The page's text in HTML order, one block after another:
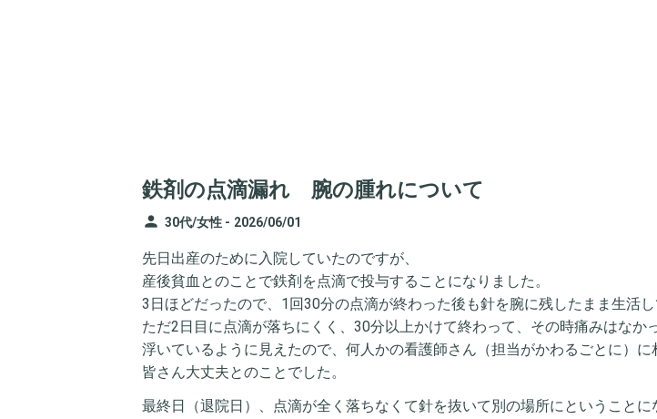
鉄剤の点滴漏れ 腕の腫れについて
person 30代/女性 - 2026/06/01
先日出産のために入院していたのですが、
産後貧血とのことで鉄剤を点滴で投与することになりました。
3日ほどだったので、1回30分の点滴が終わった後も針を腕に残したまま生活し
ただ2日目に点滴が落ちにくく、30分以上かけて終わって、その時痛みはなか
浮いているように見えたので、何人かの看護師さん（担当がかわるごとに）に
皆さん大丈夫とのことでした。
最終日（退院日）、点滴が全く落ちなくて針を抜いて別の場所にということに